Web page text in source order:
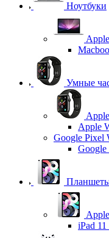
Ноутбуки
Умные
Apple
Google Pixel
Google
iPad